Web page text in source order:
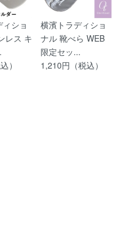
ショ
レス キ
）
横濱トラディショ
ナル 靴べら WEB
限定セッ...
1,210円（税込）